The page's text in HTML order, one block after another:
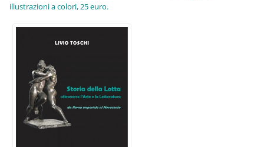
illustrazioni a colori, 25 euro.